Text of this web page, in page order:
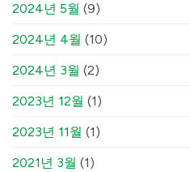
2024년 5월 (9)
2024년 4월 (10)
2024년 3월 (2)
2023년 12월 (1)
2023년 11월 (1)
2021년 3월 (1)